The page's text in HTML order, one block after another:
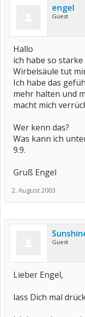
engel
Guest
Hallo
ich habe so
Wirbelsäule tut
Ich habe das
mehr halten und
macht mich
Wer kenn das?
Was kann ich
9.9.
Gruß Engel
2. August 2003
Guest
Lieber Engel,
lass Dich mal